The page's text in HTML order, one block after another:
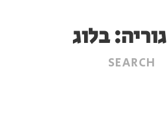
בלוג